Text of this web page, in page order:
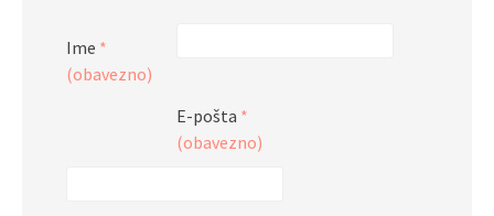
Ime *
(obavezno)
E-pošta *
(obavezno)